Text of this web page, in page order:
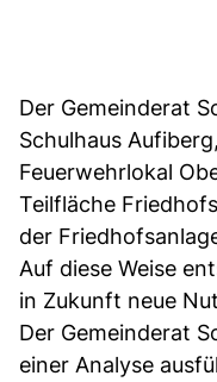
Der Gemeinderat
Schulhaus
Feuerwehrlokal
Teilfläche
der
Auf diese Weise
in Zukunft neue
Der Gemeinderat
einer Analyse